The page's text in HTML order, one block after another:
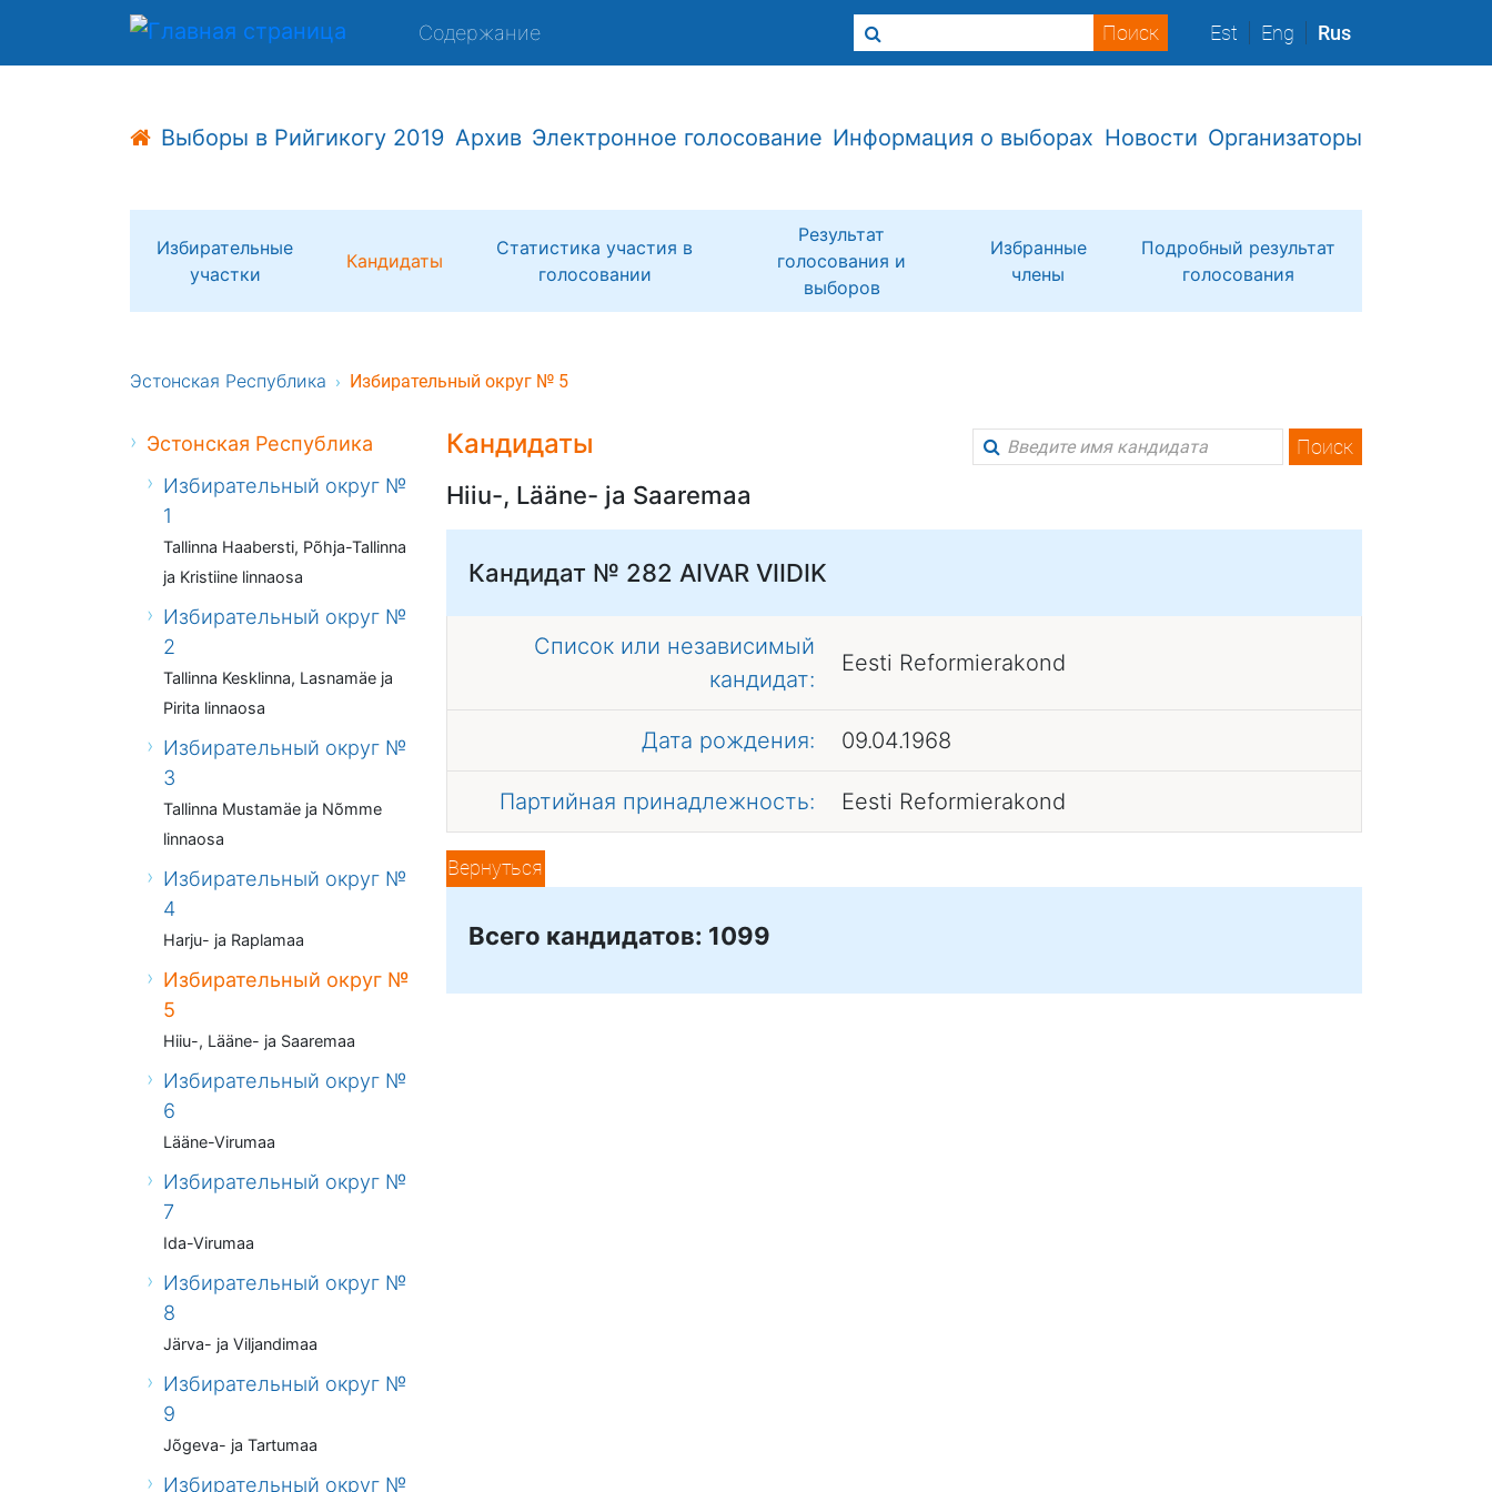
Содержание Est Eng Rus
Выборы в Рийгикогу 2019 Архив Электронное голосование Информация о выборах Новости Организаторы
Избирательные
участки
Кандидаты
Статистика участия в
голосовании
Результат
голосования и
выборов
Избранные
члены
Подробный результат
голосования
Эстонская Республика Избирательный округ № 5
Эстонская Республика
Избирательный округ №
1
Tallinna Haabersti, Põhja-Tallinna
ja Kristiine linnaosa
Избирательный округ №
2
Tallinna Kesklinna, Lasnamäe ja
Pirita linnaosa
Избирательный округ №
3
Tallinna Mustamäe ja Nõmme
linnaosa
Избирательный округ №
4
Harju- ja Raplamaa
Избирательный округ №
5
Hiiu-, Lääne- ja Saaremaa
Избирательный округ №
6
Lääne-Virumaa
Избирательный округ №
7
Ida-Virumaa
Избирательный округ №
8
Järva- ja Viljandimaa
Избирательный округ №
9
Jõgeva- ja Tartumaa
Избирательный округ №
Кандидаты Поиск
Hiiu-, Lääne- ja Saaremaa
Кандидат № 282 AIVAR VIIDIK
Список или независимый
кандидат:
Eesti Reformierakond
Дата рождения: 09.04.1968
Партийная принадлежность: Eesti Reformierakond
Вернуться
Всего кандидатов: 1099